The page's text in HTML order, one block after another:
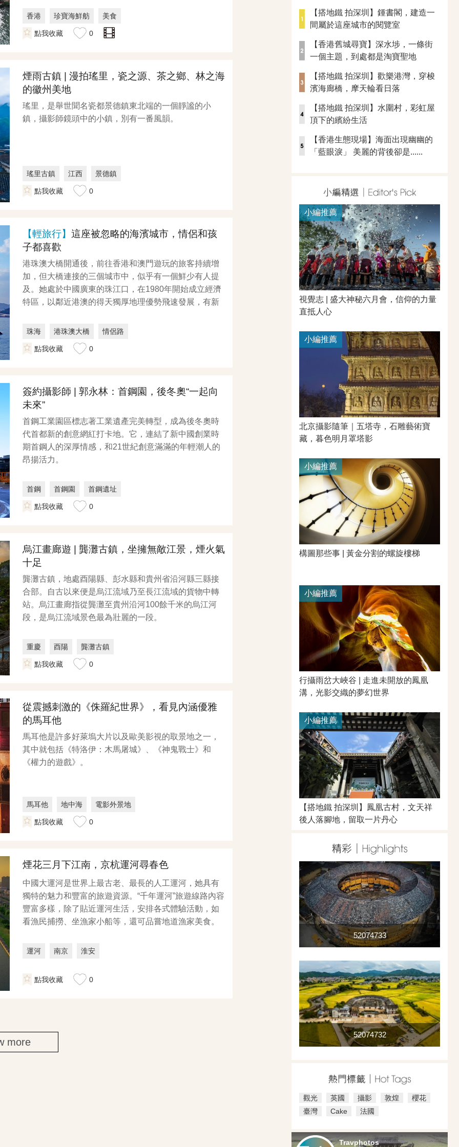
香港 珍寶海鮮舫 美食
點我收藏 0
煙雨古鎮 | 漫拍瑤里，瓷之源、茶之鄉、林之海
的徽州美地
瑤里，是舉世聞名瓷都景德鎮東北端的一個靜謐的小
鎮，攝影師鏡頭中的小鎮，別有一番風韻。
瑤里古鎮 江西 景德鎮
點我收藏 0
【輕旅行】 這座被忽略的海濱城市，情侶和孩
子都喜歡
港珠澳大橋開通後，前往香港和澳門遊玩的旅客持續增
加，但大橋連接的三個城市中，似乎有一個鮮少有人提
及。她處於中國廣東的珠江口，在1980年開始成立經濟
特區，以鄰近港澳的得天獨厚地理優勢飛速發展，有新
珠海 港珠澳大橋 情侶路
點我收藏 0
簽約攝影師 | 郭永林：首鋼園，後冬奧“一起向
未來”
首鋼工業園區標志著工業遺產完美轉型，成為後冬奧時
代首都新的創意網紅打卡地。它，連結了新中國創業時
期首鋼人的深厚情感，和21世紀創意滿滿的年輕潮人的
昂揚活力。
首鋼 首鋼園 首鋼遺址
點我收藏 0
烏江畫廊遊 | 龔灘古鎮，坐擁無敵江景，煙火氣
十足
龔灘古鎮，地處酉陽縣、彭水縣和貴州省沿河縣三縣接
合部。自古以來便是烏江流域乃至長江流域的貨物中轉
站。烏江畫廊指從龔灘至貴州沿河100餘千米的烏江河
段，是烏江流域景色最為壯麗的一段。
重慶 酉陽 龔灘古鎮
點我收藏 0
從震撼刺激的《侏羅紀世界》，看見內涵優雅
的馬耳他
馬耳他是許多好萊塢大片以及歐美影視的取景地之一，
其中就包括《特洛伊：木馬屠城》、《神鬼戰士》和
《權力的遊戲》。
馬耳他 地中海 電影外景地
點我收藏 0
煙花三月下江南，京杭運河尋春色
中國大運河是世界上最古老、最長的人工運河，她具有
獨特的魅力和豐富的旅遊資源。“千年運河”旅遊線路內容
豐富多樣，除了貼近運河生活，安排各式體驗活動，如
看漁民捕撈、坐漁家小船等，還可品嘗地道漁家美食。
運河 南京 淮安
點我收藏 0
more
【搭地鐵 拍深圳】鍾書閣，建造一
間屬於這座城市的閱覽室
【香港舊城尋寶】深水埗，一條街
一個主題，到處都是淘寶聖地
【搭地鐵 拍深圳】歡樂港灣，穿梭
濱海廊橋，摩天輪看日落
【搭地鐵 拍深圳】水圍村，彩虹屋
頂下的繽紛生活
【香港生態現場】海面出現幽幽的
「藍眼淚」 美麗的背後卻是......
視覺志 | 盛大神秘六月會，信仰的力量
直抵人心
小編推薦
北京攝影隨筆｜​五塔寺，石雕藝術寶
藏，暮色明月罩塔影
小編推薦
構圖那些事 | 黃金分割的螺旋樓梯
小編推薦
行攝雨岔大峽谷 | 走進未開放的鳳凰
溝，光影交織的夢幻世界
小編推薦
【搭地鐵 拍深圳】鳳凰古村，文天祥
後人落腳地，留取一片丹心
小編推薦
52074733
52074732
觀光 英國 攝影 敦煌
櫻花
臺灣
Cake 法國
Travphotos